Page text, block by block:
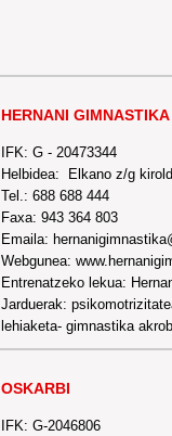
HERNANI
IFK: G - 20473344
Helbidea: Elkano z/g
Tel.: 688 688 444
Faxa: 943 364 803
Emaila:
Webgunea:
Entrenatzeko lekua:
Jarduerak:
lehiaketa- gimnastika
OSKARBI
IFK: G-2046806